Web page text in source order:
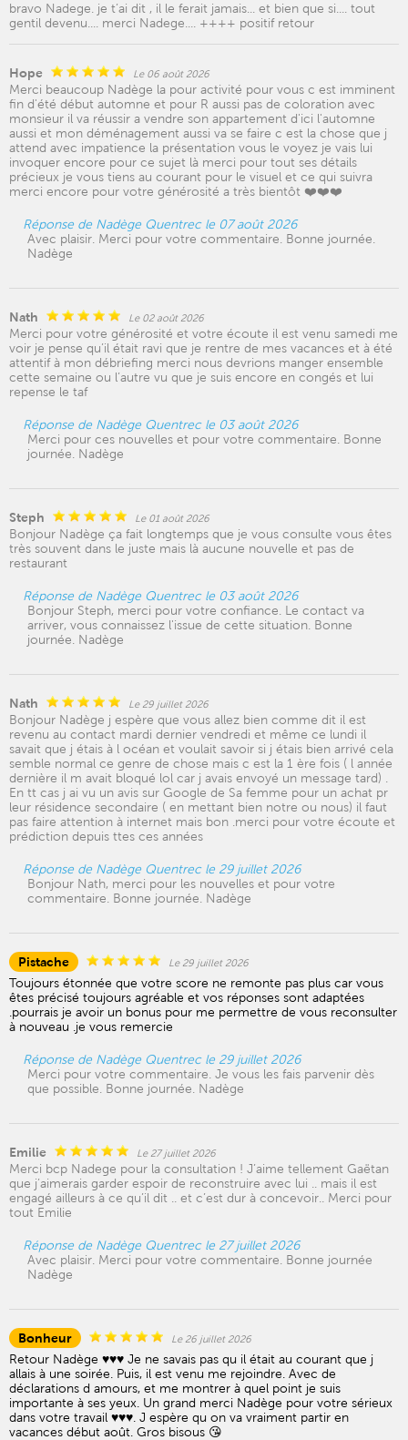
bravo Nadege. je t’ai dit , il le ferait jamais... et bien que si.... tout
gentil devenu.... merci Nadege.... ++++ positif retour
Hope Le 06 août 2026
Merci beaucoup Nadège la pour activité pour vous c est imminent
fin d'été début automne et pour R aussi pas de coloration avec
monsieur il va réussir a vendre son appartement d'ici l'automne
aussi et mon déménagement aussi va se faire c est la chose que j
attend avec impatience la présentation vous le voyez je vais lui
invoquer encore pour ce sujet là merci pour tout ses détails
précieux je vous tiens au courant pour le visuel et ce qui suivra
merci encore pour votre générosité a très bientôt ❤️❤️❤️
Réponse de Nadège Quentrec le 07 août 2026
Avec plaisir. Merci pour votre commentaire. Bonne journée.
Nadège
Nath Le 02 août 2026
Merci pour votre générosité et votre écoute il est venu samedi me
voir je pense qu’il était ravi que je rentre de mes vacances et à été
attentif à mon débriefing merci nous devrions manger ensemble
cette semaine ou l’autre vu que je suis encore en congés et lui
repense le taf
Réponse de Nadège Quentrec le 03 août 2026
Merci pour ces nouvelles et pour votre commentaire. Bonne
journée. Nadège
Steph Le 01 août 2026
Bonjour Nadège ça fait longtemps que je vous consulte vous êtes
très souvent dans le juste mais là aucune nouvelle et pas de
restaurant
Réponse de Nadège Quentrec le 03 août 2026
Bonjour Steph, merci pour votre confiance. Le contact va
arriver, vous connaissez l'issue de cette situation. Bonne
journée. Nadège
Nath Le 29 juillet 2026
Bonjour Nadège j espère que vous allez bien comme dit il est
revenu au contact mardi dernier vendredi et même ce lundi il
savait que j étais à l océan et voulait savoir si j étais bien arrivé cela
semble normal ce genre de chose mais c est la 1 ère fois ( l année
dernière il m avait bloqué lol car j avais envoyé un message tard) .
En tt cas j ai vu un avis sur Google de Sa femme pour un achat pr
leur résidence secondaire ( en mettant bien notre ou nous) il faut
pas faire attention à internet mais bon .merci pour votre écoute et
prédiction depuis ttes ces années
Réponse de Nadège Quentrec le 29 juillet 2026
Bonjour Nath, merci pour les nouvelles et pour votre
commentaire. Bonne journée. Nadège
Pistache Le 29 juillet 2026
Toujours étonnée que votre score ne remonte pas plus car vous
êtes précisé toujours agréable et vos réponses sont adaptées
.pourrais je avoir un bonus pour me permettre de vous reconsulter
à nouveau .je vous remercie
Réponse de Nadège Quentrec le 29 juillet 2026
Merci pour votre commentaire. Je vous les fais parvenir dès
que possible. Bonne journée. Nadège
Emilie Le 27 juillet 2026
Merci bcp Nadege pour la consultation ! J’aime tellement Gaëtan
que j’aimerais garder espoir de reconstruire avec lui .. mais il est
engagé ailleurs à ce qu’il dit .. et c’est dur à concevoir.. Merci pour
tout Emilie
Réponse de Nadège Quentrec le 27 juillet 2026
Avec plaisir. Merci pour votre commentaire. Bonne journée
Nadège
Bonheur Le 26 juillet 2026
Retour Nadège ♥️♥️♥️ Je ne savais pas qu il était au courant que j
allais à une soirée. Puis, il est venu me rejoindre. Avec de
déclarations d amours, et me montrer à quel point je suis
importante à ses yeux. Un grand merci Nadège pour votre sérieux
dans votre travail ♥️♥️♥️. J espère qu on va vraiment partir en
vacances début août. Gros bisous 😘